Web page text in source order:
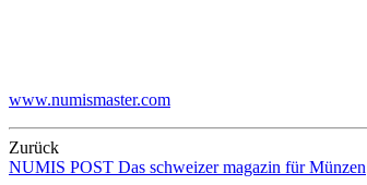
www.numismaster.com
Zurück
NUMIS POST Das schweizer magazin für Münzen